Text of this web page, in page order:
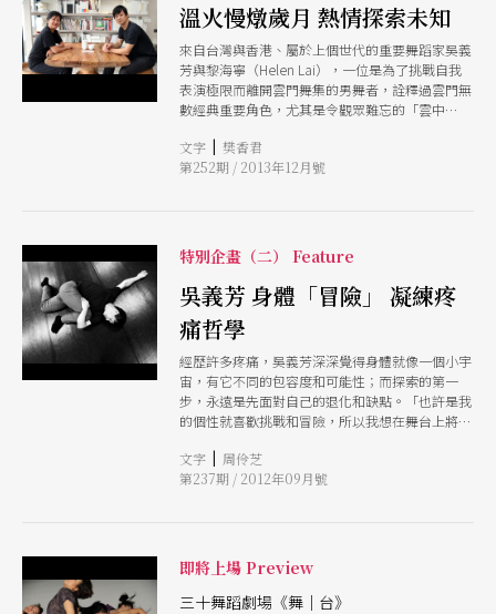
然緣自林璟如無私的氣度，與讓賢的心理。當然，
人。 不只是待人接物之層面。我們幾乎可以這麼
說：正因林璟如重視本質甚過一切，使她能在這條
路上走得如此久遠
溫火慢燉歲月 熱情探索未知
來自台灣與香港、屬於上個世代的重要舞蹈家吳義
芳與黎海寧（Helen Lai），一位是為了挑戰自我
表演極限而離開雲門舞集的男舞者，詮釋過雲門無
數經典重要角色，尤其是令觀眾難忘的「雲中
城市當代舞團（CCDC），被雲門舞集創辦人林懷
民譽為「最厲害的華人編舞家」，其重要作品有
暖秋，十一月初的早晨，兩人籌備十二月初吳義芳
的「50獨舞」兩地來回排練、開會百忙之際，利用
黎海寧即將返港前的短暫早餐時光，於其下榻的旅
店，兩位舞蹈老手展開對於這段探索之旅的分享與
討論。
文字 | 樊香君
第252期 / 2013年12月號
特別企畫（二） Feature
吳義芳 身體「冒險」 凝練疼
痛哲學
經歷許多疼痛，吳義芳深深覺得身體就像一個小宇
宙，有它不同的包容度和可能性；而探索的第一
步，永遠是先面對自己的退化和缺點。「也許是我
的個性就喜歡挑戰和冒險，所以我想在舞台上將自
每五年跳一次屬於自己的獨舞，「這類似一種身體
檢查，潛在地告訴身體怎麼走」，他稱此為「生命
文字 | 周伶芝
第237期 / 2012年09月號
即將上場 Preview
三十舞蹈劇場《舞│台》